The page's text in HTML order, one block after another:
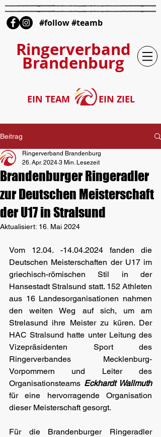
#follow #teamb
Ringerverband
Brandenburg
EIN TEAM EIN ZIEL
Beitrag
Brandenburger Ringeradler
zur Deutschen Meisterschaft
der U17 in Stralsund
Ringerverband Brandenburg
26. Apr. 2024 3 Min. Lesezeit
Aktualisiert: 16. Mai 2024
Vom 12.04. -14.04.2024 fanden die
Deutschen Meisterschaften der U17 im
griechisch-römischen Stil in der
Hansestadt Stralsund statt. 152 Athleten
aus 16 Landesorganisationen nahmen
den weiten Weg auf sich, um am
Strelasund ihre Meister zu küren. Der
HAC Stralsund hatte unter Leitung des
Vizepräsidenten Sport des
Ringerverbandes Mecklenburg-
Vorpommern und Leiter des
Organisationsteams Eckhardt Wallmuth
für eine hervorragende Organisation
dieser Meisterschaft gesorgt.
Für die Brandenburger Ringeradler